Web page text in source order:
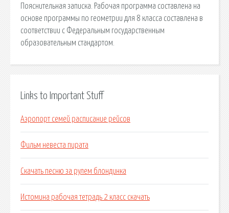
Пояснительная записка. Рабочая программа составлена на
основе программы по геометрии для 8 класса составлена в
соответствии с Федеральным государственным
образовательным стандартом.
Links to Important Stuff
Аэропорт семей расписание рейсов
Фильм невеста пирата
Скачать песню за рулем блондинка
Истомина рабочая тетрадь 2 класс скачать